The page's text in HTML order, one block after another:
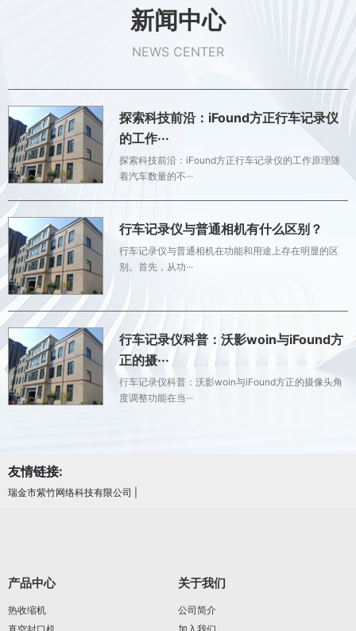
新闻中心
NEWS CENTER
探索科技前沿：iFound方正行车记录仪
的工作···
探索科技前沿：iFound方正行车记录仪的工作原理随
着汽车数量的不···
行车记录仪与普通相机有什么区别？
行车记录仪与普通相机在功能和用途上存在明显的区
别。首先，从功···
行车记录仪科普：沃影woin与iFound方
正的摄···
行车记录仪科普：沃影woin与iFound方正的摄像头角
度调整功能在当···
友情链接:
瑞金市紫竹网络科技有限公司
产品中心
热收缩机
关于我们
公司简介